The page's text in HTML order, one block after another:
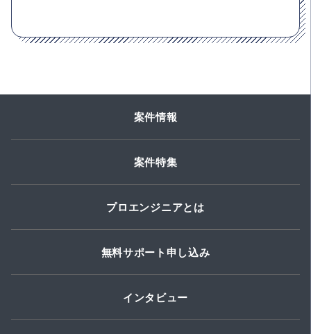
案件情報
案件特集
プロエンジニアとは
無料サポート申し込み
インタビュー